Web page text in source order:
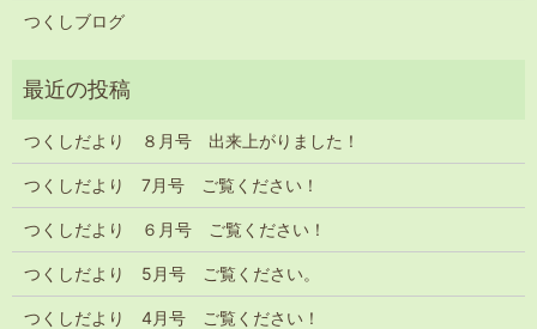
つくしブログ
つくしだより ８月号 出来上がりました！
つくしだより 7月号 ご覧ください！
つくしだより ６月号 ご覧ください！
つくしだより 5月号 ご覧ください。
つくしだより 4月号 ご覧ください！